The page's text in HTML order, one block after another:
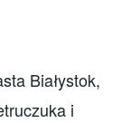
Białystok,
i